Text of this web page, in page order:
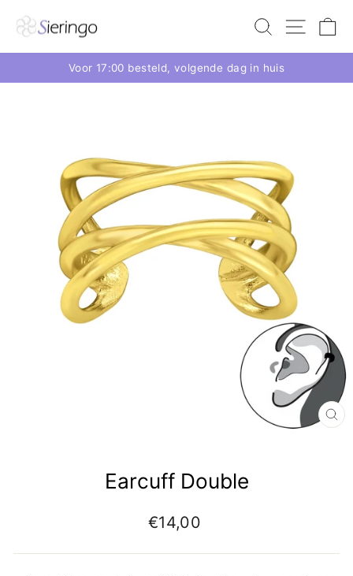
Voor 17:00 besteld, volgende dag in huis
Earcuff Double
€14,00